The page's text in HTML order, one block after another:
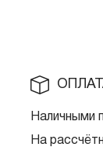
Наличными
На